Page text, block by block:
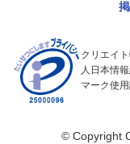
クリエイ
人日本情
マーク使
© Copyright